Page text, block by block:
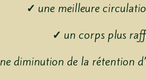
✓ une meilleure
✓ un corps plus
diminution de la rétention